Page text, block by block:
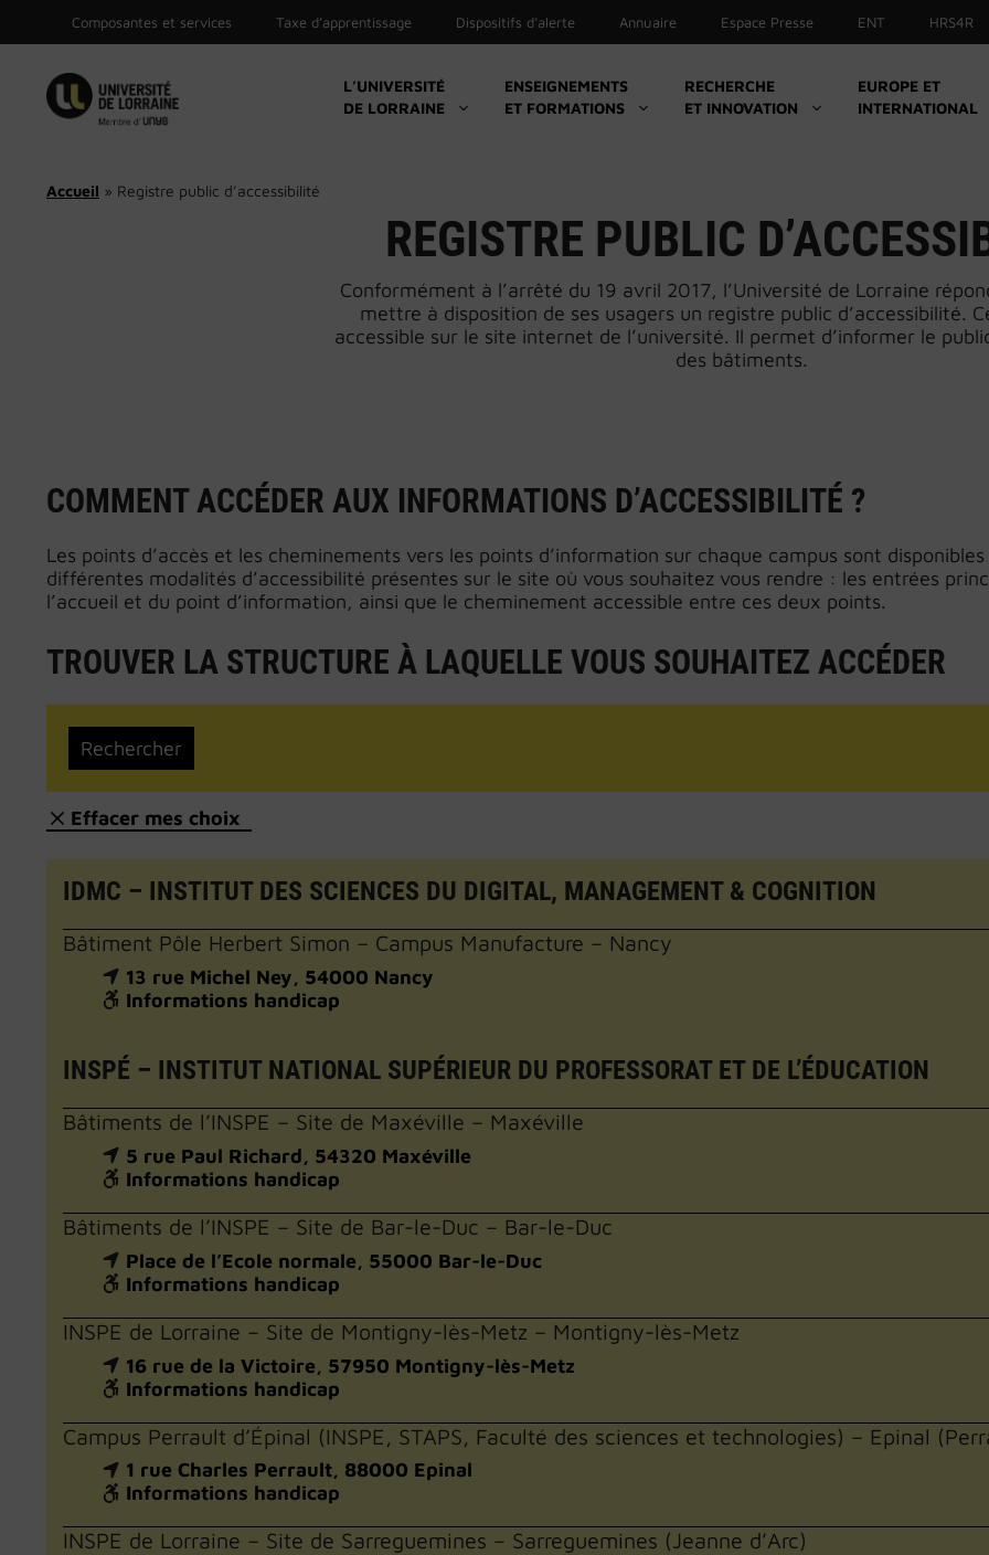
Composantes et services Taxe d’apprentissage Dispositifs d’alerte Annuaire Espace Presse ENT HRS4R
Candidatures
Accompagnement vers le stage, l’emploi,
Santé
Handicap
La boutique UL
L’UNIVERSITÉ
DE LORRAINE
ENSEIGNEMENTS
ET FORMATIONS
RECHERCHE
ET INNOVATION
EUROPE ET
INTERNATIONAL
Accueil » Registre public d’accessibilité
REGISTRE PUBLIC
Conformément à l’arrêté du 19 avril 2017, l’Université de Lorraine
mettre à disposition de ses usagers un registre public d’accessibilité.
accessible sur le site internet de l’université. Il permet d’informer le
des bâtiments.
COMMENT ACCÉDER AUX INFORMATIONS D’ACCESSIBILITÉ ?
Les points d’accès et les cheminements vers les points d’information sur chaque campus sont
différentes modalités d’accessibilité présentes sur le site où vous souhaitez vous rendre : les entrées
l’accueil et du point d’information, ainsi que le cheminement accessible entre ces deux points.
TROUVER LA STRUCTURE À LAQUELLE VOUS SOUHAITEZ ACCÉDER
Effacer mes choix
IDMC – INSTITUT DES SCIENCES DU DIGITAL, MANAGEMENT & COGNITION
Bâtiment Pôle Herbert Simon – Campus Manufacture – Nancy
13 rue Michel Ney, 54000 Nancy
Informations handicap
INSPÉ – INSTITUT NATIONAL SUPÉRIEUR DU PROFESSORAT ET DE L’ÉDUCATION
Bâtiments de l’INSPE – Site de Maxéville – Maxéville
5 rue Paul Richard, 54320 Maxéville
Informations handicap
Bâtiments de l’INSPE – Site de Bar-le-Duc – Bar-le-Duc
Place de l’Ecole normale, 55000 Bar-le-Duc
Informations handicap
INSPE de Lorraine – Site de Montigny-lès-Metz – Montigny-lès-Metz
16 rue de la Victoire, 57950 Montigny-lès-Metz
Informations handicap
Campus Perrault d’Épinal (INSPE, STAPS, Faculté des sciences et technologies) – Epinal
1 rue Charles Perrault, 88000 Epinal
Informations handicap
INSPE de Lorraine – Site de Sarreguemines – Sarreguemines (Jeanne d’Arc)